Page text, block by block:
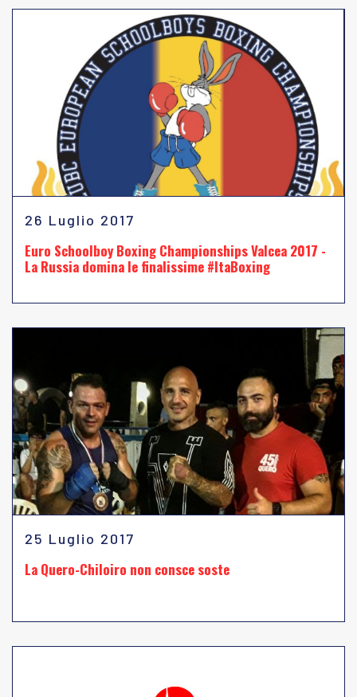
26 Luglio 2017
Euro Schoolboy Boxing Championships Valcea 2017 -
La Russia domina le finalissime #ItaBoxing
25 Luglio 2017
La Quero-Chiloiro non consce soste